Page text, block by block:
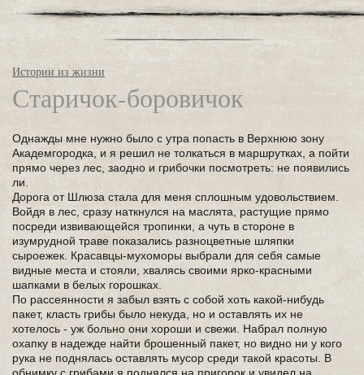
Истории из жизни
Старичок-боровичок
Однажды мне нужно было с утра попасть в Верхнюю зону
Академгородка, и я решил не толкаться в маршрутках, а пойти
прямо через лес, заодно и грибочки посмотреть: не появились
ли.
Дорога от Шлюза стала для меня сплошным удовольствием.
Войдя в лес, сразу наткнулся на маслята, растущие прямо
посреди извивающейся тропинки, а чуть в стороне в
изумрудной траве показались разноцветные шляпки
сыроежек. Красавцы-мухоморы выбрали для себя самые
видные места и стояли, хвалясь своими ярко-красными
шапками в белых горошках.
По рассеянности я забыл взять с собой хоть какой-нибудь
пакет, класть грибы было некуда, но и оставлять их не
хотелось - уж больно они хороши и свежи. Набрал полную
охапку в надежде найти брошенный пакет, но видно ни у кого
рука не поднялась оставлять мусор среди такой красоты. В